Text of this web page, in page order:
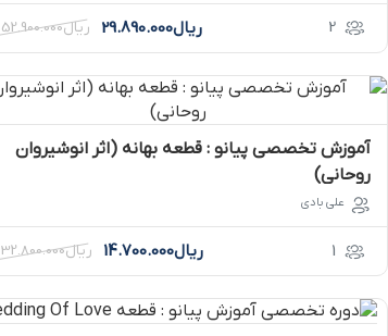
2 ریال52.900.000 ریال29.890.000
آموزش تخصصی پیانو : قطعه بهانه (اثر انوشیروان
روحانی)
علی بادی
1 ریال32.800.000 ریال14.700.000